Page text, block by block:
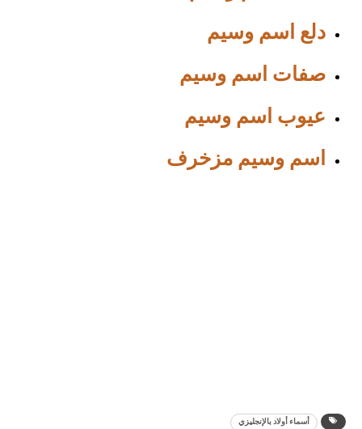
دلع اسم وسيم
صفات اسم وسيم
عيوب اسم وسيم
اسم وسيم مزخرف
أسماء أولاد بالإنجليزي